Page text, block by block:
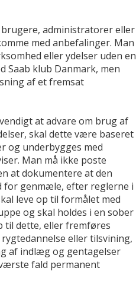
brugere, administratorer eller
med anbefalinger. Man
eller ydelser uden en
klub Danmark, men
af et fremsat
at advare om brug af
skal dette være baseret
og underbygges med
Man må ikke poste
at dokumentere at den
for genmæle, efter reglerne i
leve op til formålet med
og skal holdes i en sober
til dette, eller fremføres
eller tilsvining,
af indlæg og gentagelser
fald permanent